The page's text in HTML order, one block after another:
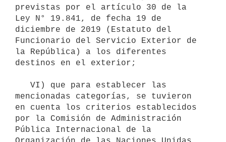
previstas por el artículo 30 de la
Ley N° 19.841, de fecha 19 de
diciembre de 2019 (Estatuto del
Funcionario del Servicio Exterior de
la República) a los diferentes
destinos en el exterior;
mencionadas categorías, se tuvieron
en cuenta los criterios establecidos
por la Comisión de Administración
Pública Internacional de la